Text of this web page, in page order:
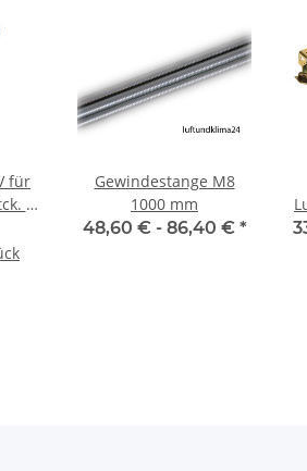
V-
Gewindestange M8
1000 mm
48,60 € - 86,40 € *